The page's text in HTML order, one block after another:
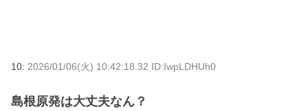
10: 2026/01/06(火) 10:42:18.32 ID:IwpLDHUh0
島根原発は大丈夫なん？